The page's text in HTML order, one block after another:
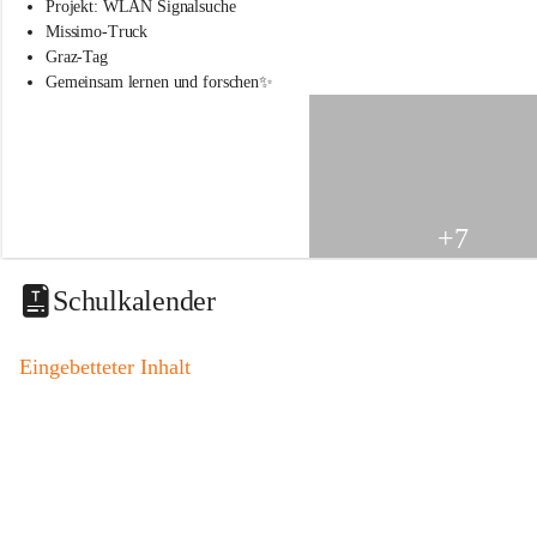
s
s
c
i
t
a
o
Projekt: WLAN Signalsuche
Missimo-Truck
Graz-Tag
Gemeinsam lernen und forschen✨
+7
Schulkalender
Eingebetteter Inhalt